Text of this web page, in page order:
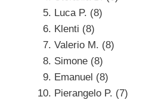
Luca P. (8)
Klenti (8)
Valerio M. (8)
Simone (8)
Emanuel (8)
Pierangelo P. (7)